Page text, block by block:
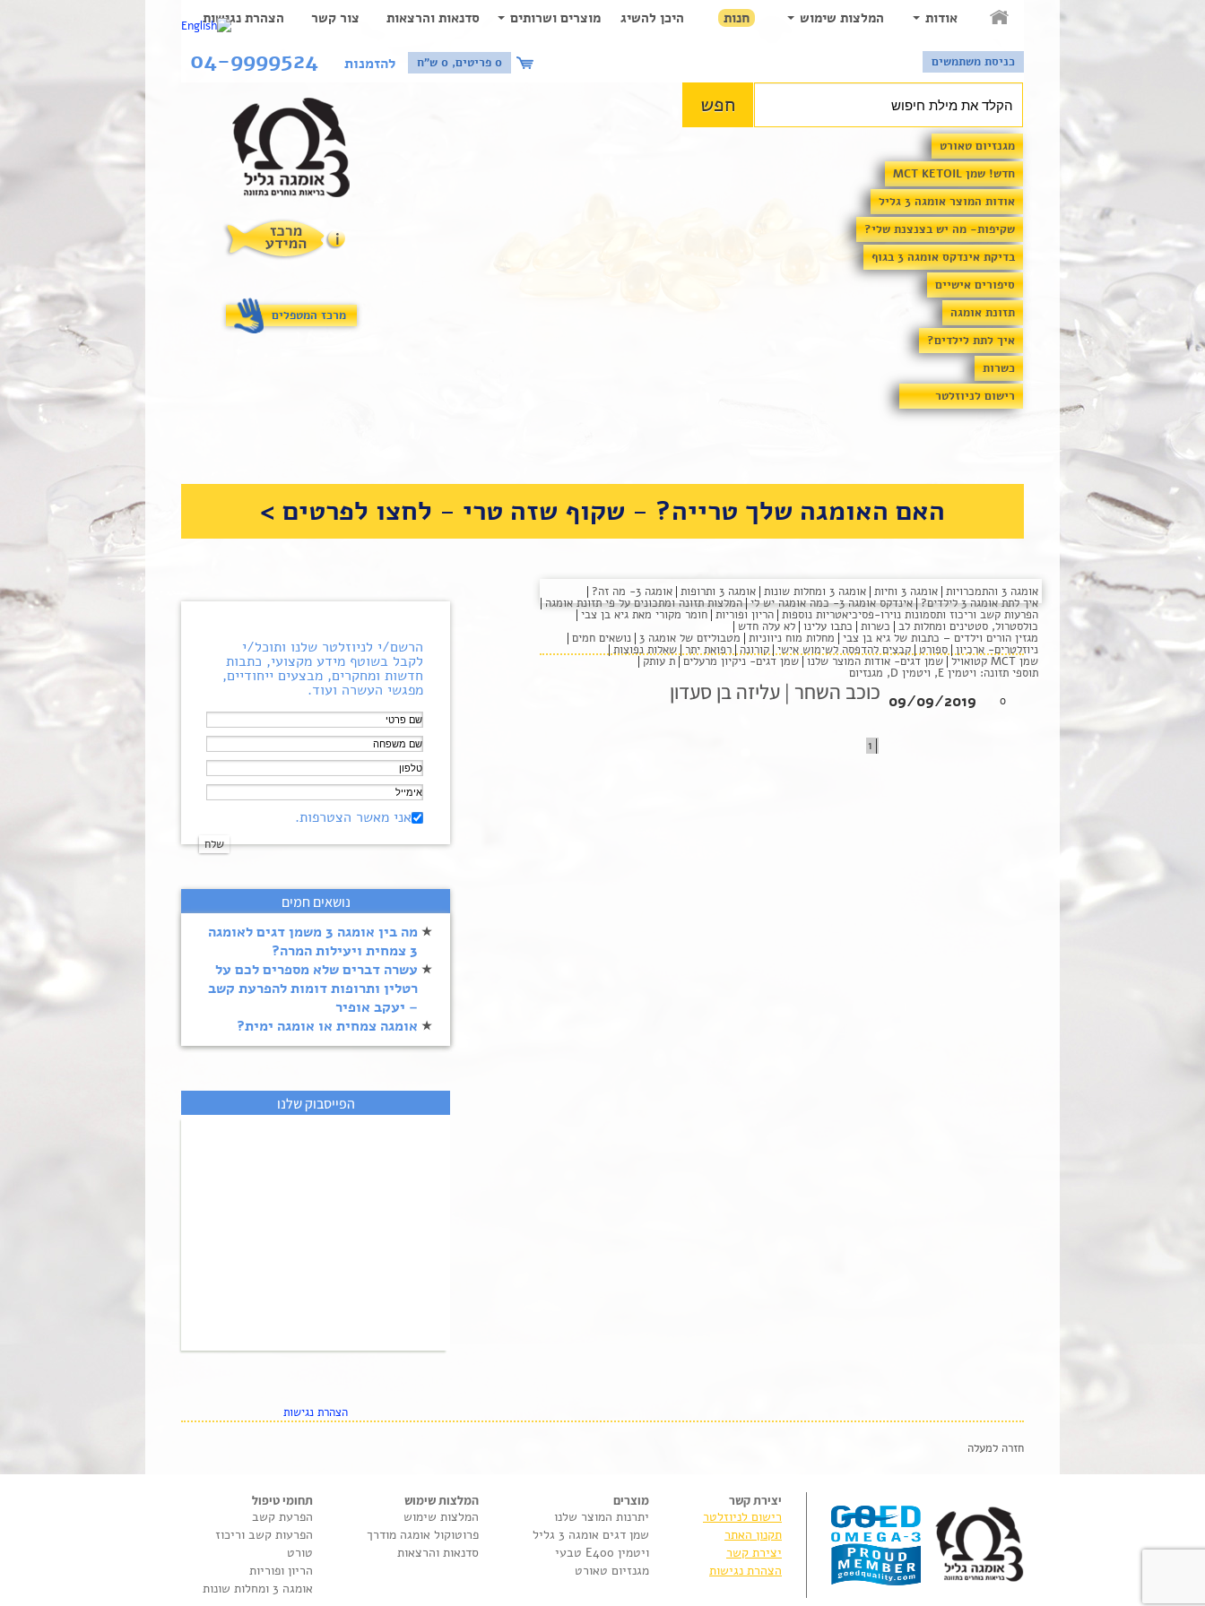
אודות המלצות שימוש חנות היכן להשיג מוצרים ושרותים סדנאות והרצאות צור קשר הצהרת נגישות
כניסת משתמשים 0 פריטים, 0 ש"ח להזמנות 04-9999524
מגנזיום טאורט
חדש! שמן MCT KETOIL
אודות המוצר אומגה 3 גליל
שקיפות- מה יש בצנצנת שלי?
בדיקת אינדקס אומגה 3 בגוף
סיפורים אישיים
תזונת אומגה
איך לתת לילדים?
כשרות
רישום לניוזלטר
מרכז המטפלים
האם האומגה שלך טרייה? - שקוף שזה טרי - לחצו לפרטים >
אל
אומגה 3 והתמכרויות אומגה 3 וחיות אומגה 3 ומחלות שונות אומגה 3 ותרופות אומגה 3- מה זה?
איך לתת אומגה 3 לילדים? אינדקס אומגה 3- כמה אומגה יש לי המלצות תזונה ומתכונים על פי תזונת אומגה
הפרעות קשב וריכוז ותסמונות נוירו-פסיכיאטריות נוספות הריון ופוריות חומר מקורי מאת גיא בן צבי
כולסטרול, סטטינים ומחלות לב כשרות כתבו עלינו לא עלה חדש
מגזין הורים וילדים – כתבות של גיא בן צבי מחלות מוח ניווניות מטבוליזם של אומגה 3 נושאים חמים
ניוזלטרים- ארכיון ספורט קבצים להדפסה לשימוש אישי קורונה רפואת יתר שאלות נפוצות
שמן MCT קטואויל שמן דגים- אודות המוצר שלנו שמן דגים- ניקיון מרעלים ת עותק
תוספי תזונה: ויטמין E, ויטמין D, מגנזיום
0
09/09/2019 כוכב השחר | עליזה בן סעדון
1
הרשם/י לניוזלטר שלנו ותוכל/י
לקבל בשוטף מידע מקצועי, כתבות
חדשות ומחקרים, מבצעים ייחודיים,
מפגשי העשרה ועוד.
אני מאשר הצטרפות.
נושאים חמים
מה בין אומגה 3 משמן דגים לאומגה
3 צמחית ויעילות המרה?
עשרה דברים שלא מספרים לכם על
רטלין ותרופות דומות להפרעת קשב
– יעקב אופיר
אומגה צמחית או אומגה ימית?
הפייסבוק שלנו
הצהרת נגישות
חזרה למעלה
יצירת קשר
רישום לניוזלטר
תקנון האתר
יצירת קשר
הצהרת נגישות
מוצרים
יתרנות המוצר שלנו
שמן דגים אומגה 3 גליל
ויטמין E400 טבעי
מגנזיום טאורט
המלצות שימוש
המלצות שימוש
פרוטוקול אומגה מודרך
סדנאות והרצאות
תחומי טיפול
הפרעת קשב
הפרעות קשב וריכוז
טורט
הריון ופוריות
אומגה 3 ומחלות שונות